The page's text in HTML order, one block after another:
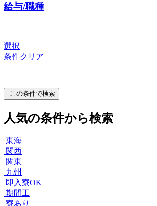
給与/職種
選択
条件クリア
この条件で検索
人気の条件から検索
東海
関西
関東
九州
即入寮OK
期間工
寮あり